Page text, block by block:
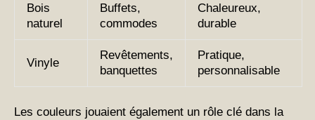
Bois
naturel
Buffets,
commodes
Chaleureux,
durable
Vinyle
Revêtements,
banquettes
Pratique,
personnalisable
Les couleurs jouaient également un rôle clé dans la